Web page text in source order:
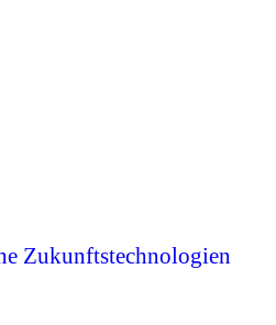
Zukunftstechnologien